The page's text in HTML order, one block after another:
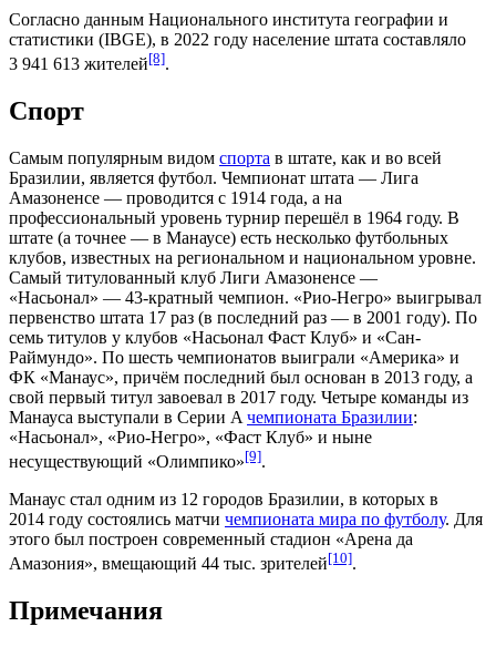
Согласно данным Национального института географии и
статистики (IBGE), в 2022 году население штата составляло
3 941 613 жителей[8].
Спорт
Самым популярным видом спорта в штате, как и во всей
Бразилии, является футбол. Чемпионат штата — Лига
Амазоненсе — проводится с 1914 года, а на
профессиональный уровень турнир перешёл в 1964 году. В
штате (а точнее — в Манаусе) есть несколько футбольных
клубов, известных на региональном и национальном уровне.
Самый титулованный клуб Лиги Амазоненсе —
«Насьонал» — 43-кратный чемпион. «Рио-Негро» выигрывал
первенство штата 17 раз (в последний раз — в 2001 году). По
семь титулов у клубов «Насьонал Фаст Клуб» и «Сан-
Раймундо». По шесть чемпионатов выиграли «Америка» и
ФК «Манаус», причём последний был основан в 2013 году, а
свой первый титул завоевал в 2017 году. Четыре команды из
Манауса выступали в Серии A чемпионата Бразилии:
«Насьонал», «Рио-Негро», «Фаст Клуб» и ныне
несуществующий «Олимпико»[9].
Манаус стал одним из 12 городов Бразилии, в которых в
2014 году состоялись матчи чемпионата мира по футболу. Для
этого был построен современный стадион «Арена да
Амазония», вмещающий 44 тыс. зрителей[10].
Примечания